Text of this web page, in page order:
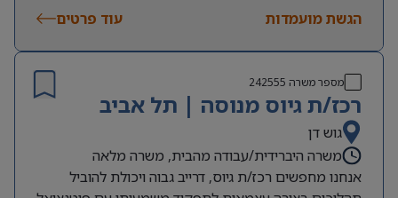
הגשת מועמדות עוד פרטים
מספר משרה 242555
רכז/ת גיוס מנוסה | תל אביב
גוש דן
משרה היברידית/עבודה מהבית, משרה מלאה
אנחנו מחפשים רכז/ת גיוס, דרייב גבוה ויכולת להוביל